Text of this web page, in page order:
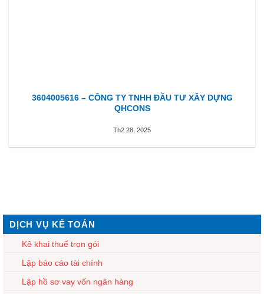
3604005616 – CÔNG TY TNHH ĐẦU TƯ XÂY DỰNG
QHCONS
Th2 28, 2025
DỊCH VỤ KẾ TOÁN
Kê khai thuế trọn gói
Lập báo cáo tài chính
Lập hồ sơ vay vốn ngân hàng